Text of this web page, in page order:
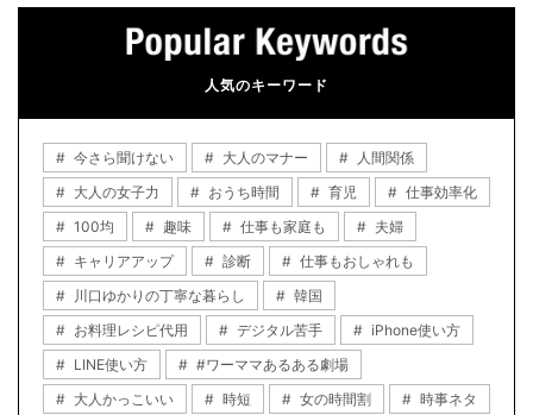
人気のキーワード
今さら聞けない 大人のマナー
人間関係
大人の女子力
おうち時間 育児
仕事効率化
100均
趣味 仕事も家庭も
夫婦
キャリアアップ
診断
仕事もおしゃれも
川口ゆかりの丁寧な暮らし
韓国
お料理レシピ代用
デジタル苦手
iPhone使い方
LINE使い方
#ワーママあるある劇場
大人かっこいい
時短 女の時間割
時事ネタ